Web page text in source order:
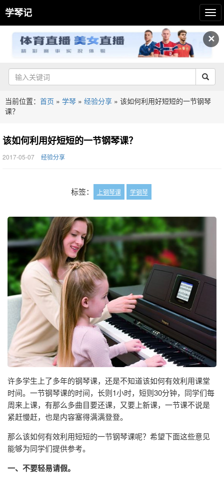
✕
学琴记
当前位置： 首页 » 学琴 » 经验分享 » 该如何利用好短短的一节钢琴
课？
该如何利用好短短的一节钢琴课？
2017-05-07 经验分享
标签： 上钢琴课 学钢琴
许多学生上了多年的钢琴课，还是不知道该如何有效利用课堂
时间。一节钢琴课的时间，长则1小时，短则30分钟，同学们每
周来上课，有那么多曲目要还课，又要上新课，一节课不说是
紧赶慢赶，也是内容塞得满满登登。
那么该如何有效利用短短的一节钢琴课呢？希望下面这些意见
能够为同学们提供参考。
一、不要轻易请假。